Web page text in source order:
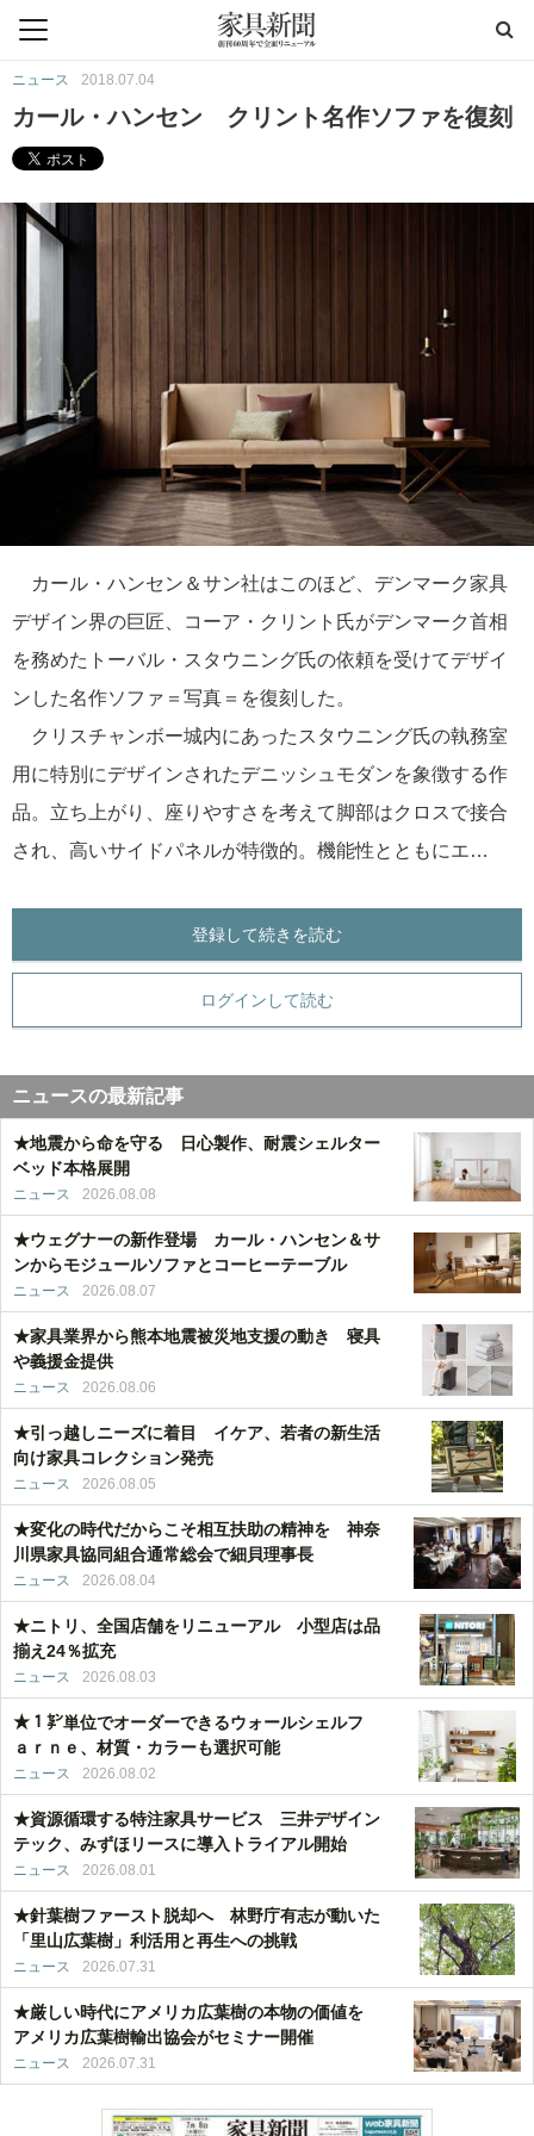
ニュース 2018.07.04
カール・ハンセン クリント名作ソファを復刻
カール・ハンセン＆サン社はこのほど、デンマーク家具
デザイン界の巨匠、コーア・クリント氏がデンマーク首相
を務めたトーバル・スタウニング氏の依頼を受けてデザイ
ンした名作ソファ＝写真＝を復刻した。
クリスチャンボー城内にあったスタウニング氏の執務室
用に特別にデザインされたデニッシュモダンを象徴する作
品。立ち上がり、座りやすさを考えて脚部はクロスで接合
され、高いサイドパネルが特徴的。機能性とともにエ…
登録して続きを読む
ログインして読む
ニュースの最新記事
★地震から命を守る 日心製作、耐震シェルター
ベッド本格展開
ニュース 2026.08.08
★ウェグナーの新作登場 カール・ハンセン＆サ
ンからモジュールソファとコーヒーテーブル
ニュース 2026.08.07
★家具業界から熊本地震被災地支援の動き 寝具
や義援金提供
ニュース 2026.08.06
★引っ越しニーズに着目 イケア、若者の新生活
向け家具コレクション発売
ニュース 2026.08.05
★変化の時代だからこそ相互扶助の精神を 神奈
川県家具協同組合通常総会で細貝理事長
ニュース 2026.08.04
★ニトリ、全国店舗をリニューアル 小型店は品
揃え24％拡充
ニュース 2026.08.03
★１㌢単位でオーダーできるウォールシェルフ
ａｒｎｅ、材質・カラーも選択可能
ニュース 2026.08.02
★資源循環する特注家具サービス 三井デザイン
テック、みずほリースに導入トライアル開始
ニュース 2026.08.01
★針葉樹ファースト脱却へ 林野庁有志が動いた
「里山広葉樹」利活用と再生への挑戦
ニュース 2026.07.31
★厳しい時代にアメリカ広葉樹の本物の価値を
アメリカ広葉樹輸出協会がセミナー開催
ニュース 2026.07.31